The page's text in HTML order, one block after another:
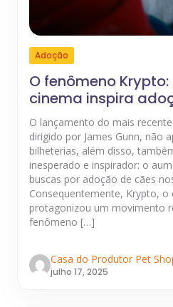
Adoção
O fenômeno
cinema inspira
O lançamento do mais
dirigido por James Gunn, não
bilheterias, além disso,
inesperado e inspirador: o
buscas por adoção de cães
Consequentemente, Krypto, o
protagonizou um movimento
fenômeno […]
Casa do Produtor Pet
julho 17, 2025